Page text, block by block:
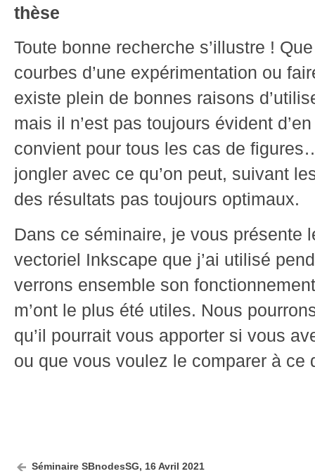
thèse
Toute bonne recherche s’illustre !
courbes d’une expérimentation ou
existe plein de bonnes raisons
mais il n’est pas toujours évident
convient pour tous les cas de
jongler avec ce qu’on peut, suivant
des résultats pas toujours optimaux.
Dans ce séminaire, je vous présente
vectoriel Inkscape que j’ai utilisé
verrons ensemble son
m’ont le plus été utiles. Nous
qu’il pourrait vous apporter si vous
ou que vous voulez le comparer à ce
Séminaire SBnodesSG, 16 Avril 2021